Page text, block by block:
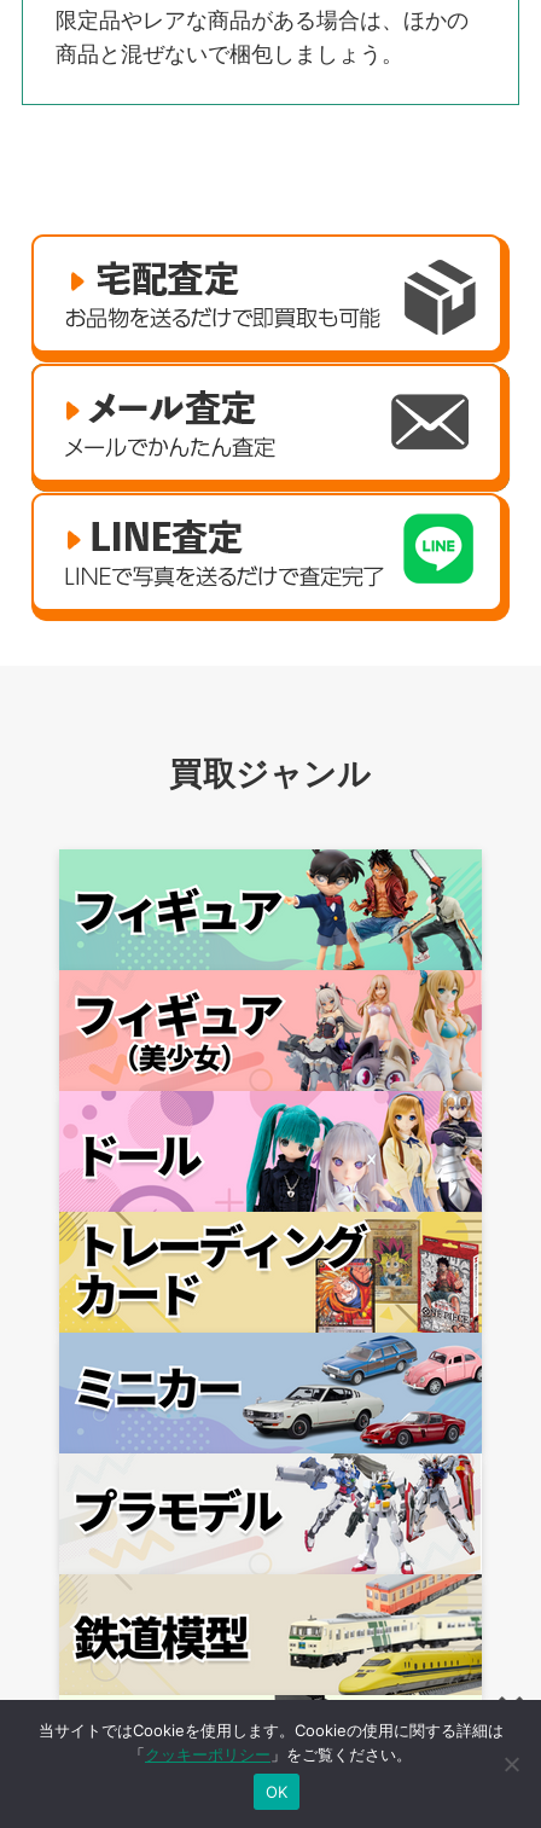
限定品やレアな商品がある場合は、ほかの
商品と混ぜないで梱包しましょう。
買取ジャンル
当サイトではCookieを使用します。Cookieの使用に関する詳細は
「クッキーポリシー 」をご覧ください。
OK